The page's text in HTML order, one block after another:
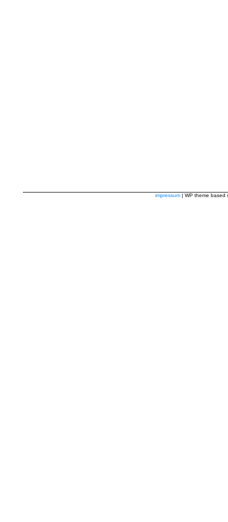
impressum | WP theme based